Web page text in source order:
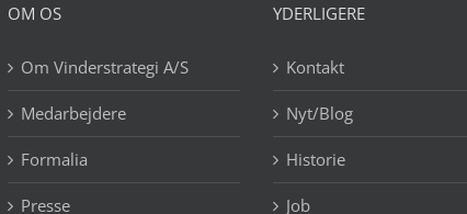
OM OS
Om Vinderstrategi A/S
Medarbejdere
Formalia
Presse
YDERLIGERE
Kontakt
Nyt/Blog
Historie
Job